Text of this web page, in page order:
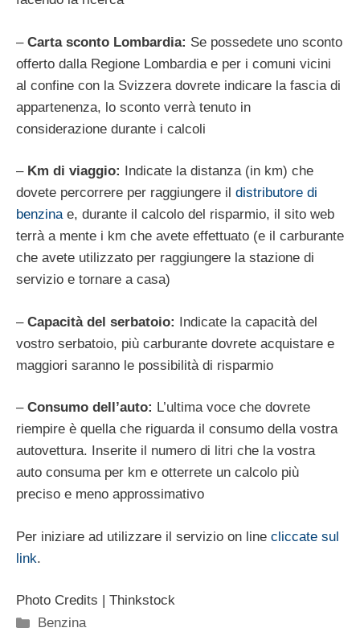
– Carta sconto Lombardia: Se possedete uno sconto
offerto dalla Regione Lombardia e per i comuni vicini
al confine con la Svizzera dovrete indicare la fascia di
appartenenza, lo sconto verrà tenuto in
considerazione durante i calcoli
– Km di viaggio:
Indicate la distanza (in km) che
dovete percorrere per raggiungere il distributore di
benzina e, durante il calcolo del risparmio, il sito web
terrà a mente i km che avete effettuato (e il carburante
che avete utilizzato per raggiungere la stazione di
servizio e tornare a casa)
– Capacità del serbatoio: Indicate la capacità del
vostro serbatoio, più carburante dovrete acquistare e
maggiori saranno le possibilità di risparmio
– Consumo dell’auto: L’ultima voce che dovrete
riempire è quella che riguarda il consumo della vostra
autovettura. Inserite il numero di litri che la vostra
auto consuma per km e otterrete un calcolo più
preciso e meno approssimativo
Per iniziare ad utilizzare il servizio on line cliccate sul
link.
Photo Credits | Thinkstock
Categorie
Benzina